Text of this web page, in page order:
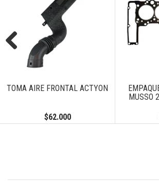
TOMA AIRE FRONTAL ACTYON
$62.000
MUSSO
Previous